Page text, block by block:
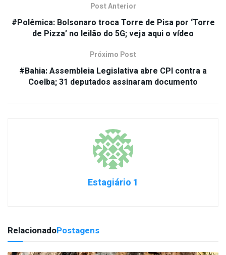
Post Anterior
#Polêmica: Bolsonaro troca Torre de Pisa por ‘Torre
de Pizza’ no leilão do 5G; veja aqui o vídeo
Próximo Post
#Bahia: Assembleia Legislativa abre CPI contra a
Coelba; 31 deputados assinaram documento
Estagiário 1
RelacionadoPostagens